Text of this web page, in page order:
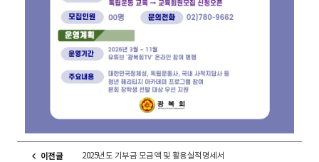
이전글 2025년도 기부금 모금액 및 활용실적명세서